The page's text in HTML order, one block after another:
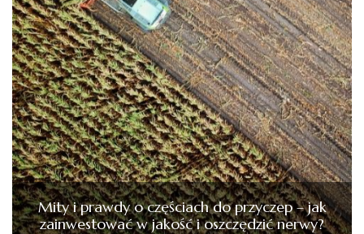
Mity i prawdy o częściach do przyczep – jak
zainwestować w jakość i oszczędzić nerwy?